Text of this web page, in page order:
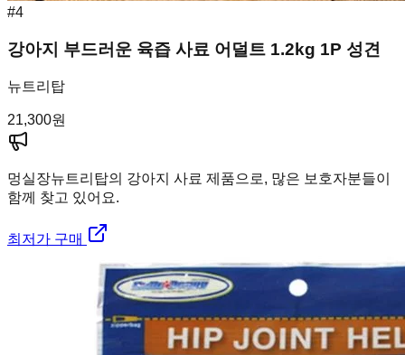
#4
강아지 부드러운 육즙 사료 어덜트 1.2kg 1P 성견
뉴트리탑
21,300원
멍실장뉴트리탑의 강아지 사료 제품으로, 많은 보호자분들이
함께 찾고 있어요.
최저가 구매